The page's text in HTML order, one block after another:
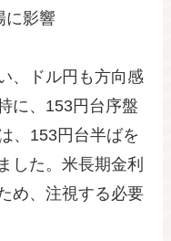
に影響
、ドル円も方向感
に、153円台序盤
、153円台半ばを
した。米長期金利
め、注視する必要